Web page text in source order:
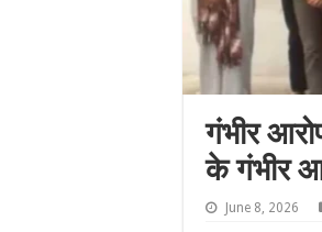
गंभीर
के गंभीर
June 8, 2026